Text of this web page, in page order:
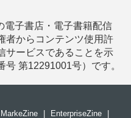
電子書店・電子書籍配信
者からコンテンツ使用許
サービスであることを示
号 第12291001号）です。
MarkeZine EnterpriseZine